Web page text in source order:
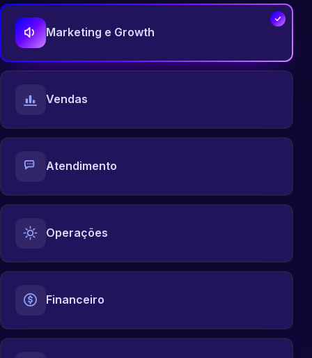
Marketing e Growth
Vendas
Atendimento
Operações
Financeiro